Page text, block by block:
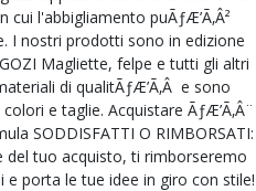
l'abbigliamento puÃƒÆ’Ã‚Â²
I nostri prodotti sono in edizione
Magliette, felpe e tutti gli altri
di qualitÃƒÆ’Ã‚Â e sono
e taglie. Acquistare ÃƒÆ’Ã‚Â¨
SODDISFATTI O RIMBORSATI:
del tuo acquisto, ti rimborseremo
e porta le tue idee in giro con stile!